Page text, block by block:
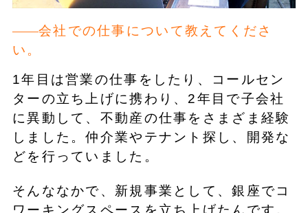
会社での仕事について教えてくださ
い。
1年目は営業の仕事をしたり、コールセン
ターの立ち上げに携わり、2年目で子会社
に異動して、不動産の仕事をさまざま経験
しました。仲介業やテナント探し、開発な
どを行っていました。
そんななかで、新規事業として、銀座でコ